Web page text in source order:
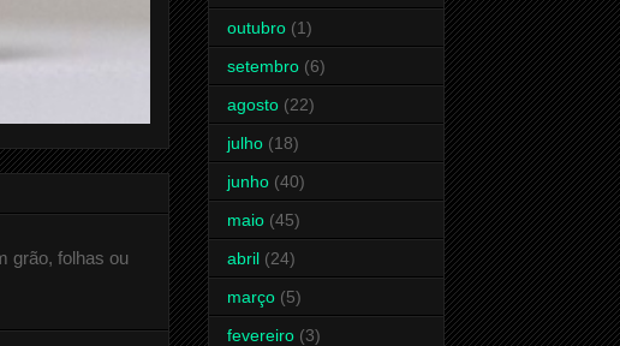
grão, folhas ou
outubro (1)
setembro (6)
agosto (22)
julho (18)
junho (40)
maio (45)
abril (24)
março (5)
fevereiro (3)